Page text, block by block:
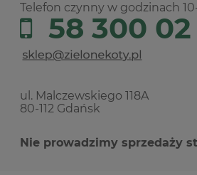
Telefon czynny w godzinach
58 300
ul. Malczewskiego 118A
80-112 Gdańsk
Nie prowadzimy sprzedaży